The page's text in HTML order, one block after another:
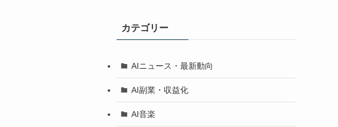
カテゴリー
AIニュース・最新動向
AI副業・収益化
AI音楽